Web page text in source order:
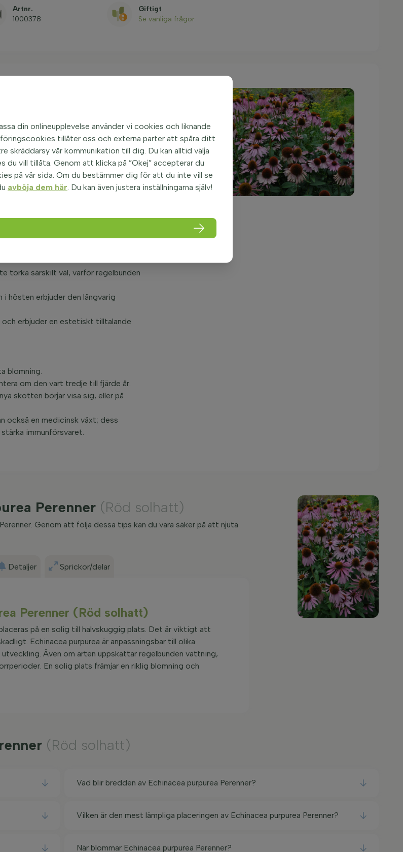
Artnr.
1000378
Giftigt
Se vanliga frågor
solhatt
är en uppskattad perenn som med
svenska trädgårdar. Denna
på en härlig färgpalett i rosa
som lockar till sig fjärilar och
är väldränerad.
där dess höjd på upp till 1,2
torka särskilt väl, varför regelbunden
i hösten erbjuder den långvarig
erbjuder en estetiskt tilltalande
blomning.
om den vart tredje till fjärde år.
skotten börjar visa sig, eller på
också en medicinsk växt; dess
immunförsvaret.
Perenner (Röd solhatt)
Genom att följa dessa tips kan du vara säker på att njuta
Detaljer Sprickor/delar
Perenner (Röd solhatt)
på en solig till halvskuggig plats. Det är viktigt att
Echinacea purpurea är anpassningsbar till olika
Även om arten uppskattar regelbunden vattning,
En solig plats främjar en riklig blomning och
(Röd solhatt)
Vad blir bredden av Echinacea purpurea Perenner?
Vilken är den mest lämpliga placeringen av Echinacea purpurea Perenner?
När blommar Echinacea purpurea Perenner?
din onlineupplevelse använder vi cookies och liknande
tillåter oss och externa parter att spåra ditt
skräddarsy vår kommunikation till dig. Du kan alltid välja
du vill tillåta. Genom att klicka på ”Okej” accepterar du
på vår sida. Om du bestämmer dig för att du inte vill se
avböja dem här. Du kan även justera inställningarna själv!